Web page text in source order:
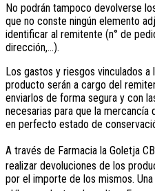
No podrán tampoco devolverse
que no conste ningún elemento
identificar al remitente (n° de
dirección,...).
Los gastos y riesgos vinculados a
producto serán a cargo del
enviarlos de forma segura y con
necesarias para que la mercancía
en perfecto estado de
A través de Farmacia la Goletja CB
realizar devoluciones de los
por el importe de los mismos.